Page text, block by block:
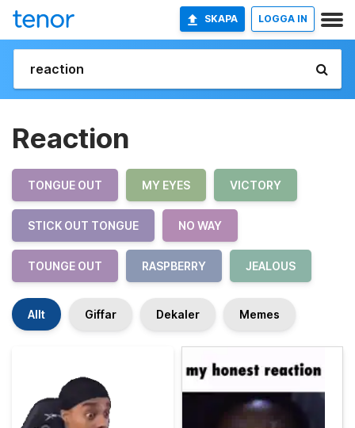
SKAPA LOGGA IN
Reaction
TONGUE OUT MY EYES VICTORY
STICK OUT TONGUE NO WAY
TOUNGE OUT RASPBERRY JEALOUS
Allt Giffar Dekaler Memes